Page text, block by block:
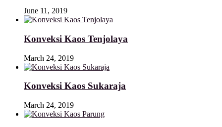
June 11, 2019
Konveksi Kaos Tenjolaya
March 24, 2019
Konveksi Kaos Sukaraja
March 24, 2019